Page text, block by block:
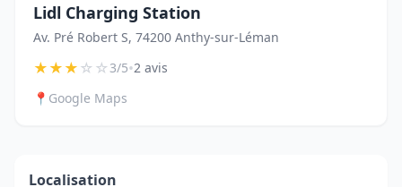
Lidl Charging Station
Av. Pré Robert S, 74200 Anthy-sur-Léman
★★★☆☆3/5•2 avis
📍 Google Maps
Localisation